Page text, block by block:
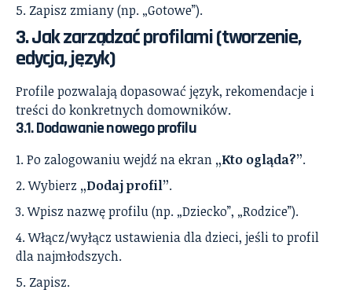
Zapisz zmiany (np. „Gotowe”).
3. Jak zarządzać profilami (tworzenie,
edycja, język)
Profile pozwalają dopasować język, rekomendacje i
treści do konkretnych domowników.
3.1. Dodawanie nowego profilu
Po zalogowaniu wejdź na ekran „Kto ogląda?”.
Wybierz „Dodaj profil”.
Wpisz nazwę profilu (np. „Dziecko”, „Rodzice”).
Włącz/wyłącz ustawienia dla dzieci, jeśli to profil
dla najmłodszych.
Zapisz.